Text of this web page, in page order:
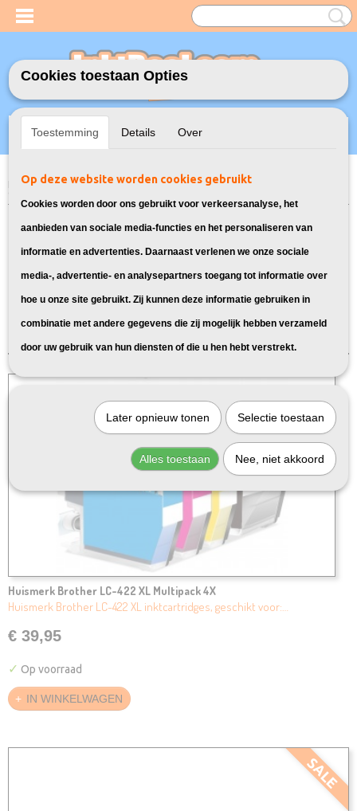
Inloggen Registreren
UW WINKELWAGEN
Home>Model Printer>LC-422 Inktcartridges voor Brother
Inktpatronen geschikt voor Brother
MFC-J5740DW:
Huismerk Brother LC-422 XL Multipack 4X
Huismerk Brother LC-422 XL inktcartridges, geschikt voor:…
€ 39,95
✓ Op voorraad
IN WINKELWAGEN
SALE
Cookies toestaan Opties
Toestemming Details Over
Op deze website worden cookies gebruikt
Cookies worden door ons gebruikt voor verkeersanalyse, het
aanbieden van sociale media-functies en het personaliseren van
informatie en advertenties. Daarnaast verlenen we onze sociale
media-, advertentie- en analysepartners toegang tot informatie over
hoe u onze site gebruikt. Zij kunnen deze informatie gebruiken in
combinatie met andere gegevens die zij mogelijk hebben verzameld
door uw gebruik van hun diensten of die u hen hebt verstrekt.
Later opnieuw tonen Selectie toestaan
Alles toestaan Nee, niet akkoord